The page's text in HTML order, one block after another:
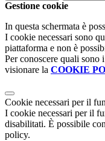
Gestione cookie
In questa schermata è
I cookie necessari sono
piattaforma e non è
Per conoscere quali sono
visionare la COOKIE
Cookie necessari per il
I cookie necessari per il
disabilitati. È possibile
policy.